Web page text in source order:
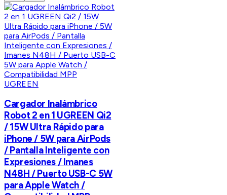
UGREEN
Cargador Inalámbrico
Robot 2 en 1 UGREEN Qi2
/ 15W Ultra Rápido para
iPhone / 5W para AirPods
/ Pantalla Inteligente con
Expresiones / Imanes
N48H / Puerto USB-C 5W
para Apple Watch /